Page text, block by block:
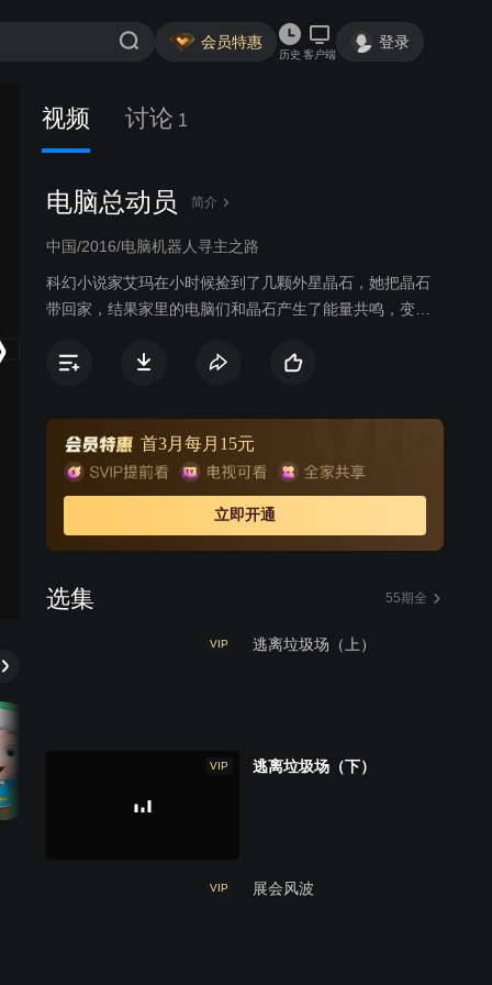
会员特惠
历史 客户端
登录
视频 讨论 1
电脑总动员 简介
中国/2016/电脑机器人寻主之路
科幻小说家艾玛在小时候捡到了几颗外星晶石，她把晶石
带回家，结果家里的电脑们和晶石产生了能量共鸣，变成
一个小女生变成一名著名科幻小说家的经历，大家感情和
遗弃至小镇中的垃圾场，从此电脑伙伴们的生活发生了翻
天覆地的转变。但电脑伙伴们不甘于被遗弃的命运，他们
决定寻找主人。
首3月每月15元
立即开通
选集 55期全
VIP 逃离垃圾场（上）
VIP 逃离垃圾场（下）
VIP 展会风波